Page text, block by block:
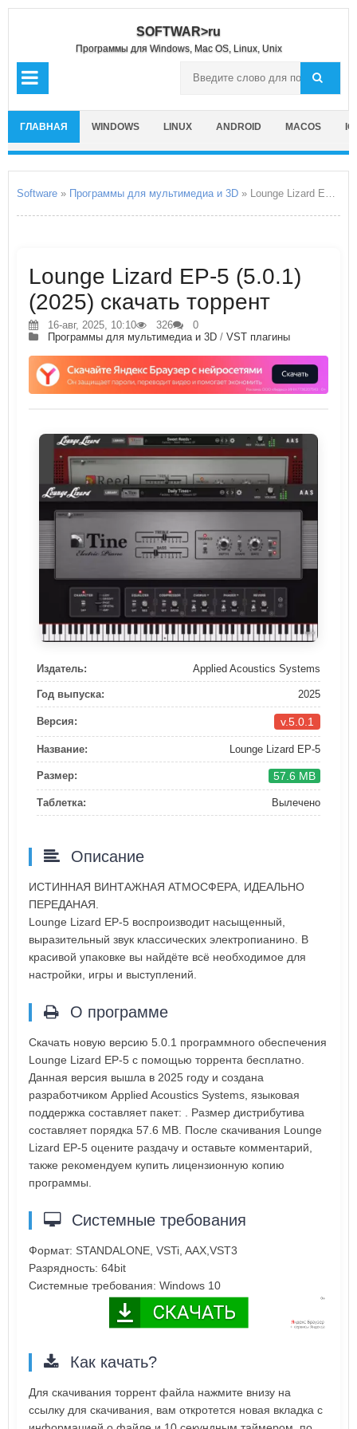
SOFTWAR>ru
Программы для Windows, Mac OS, Linux, Unix
ГЛАВНАЯ WINDOWS LINUX ANDROID MACOS
Software » Программы для мультимедиа и 3D » Lounge Lizard EP-5
Lounge Lizard EP-5 (5.0.1)
(2025) скачать торрент
16-авг, 2025, 10:10 326
0
Программы для мультимедиа и 3D / VST плагины
Издатель: Applied Acoustics Systems
Год выпуска: 2025
Версия: v.5.0.1
Название: Lounge Lizard EP-5
Размер: 57.6 MB
Таблетка: Вылечено
Описание
ИСТИННАЯ ВИНТАЖНАЯ АТМОСФЕРА, ИДЕАЛЬНО
ПЕРЕДАНАЯ.
Lounge Lizard EP‑5 воспроизводит насыщенный,
выразительный звук классических электропианино. В
красивой упаковке вы найдёте всё необходимое для
настройки, игры и выступлений.
О программе
Скачать новую версию 5.0.1 программного обеспечения
Lounge Lizard EP-5 с помощью торрента бесплатно.
Данная версия вышла в 2025 году и создана
разработчиком Applied Acoustics Systems, языковая
поддержка составляет пакет: . Размер дистрибутива
составляет порядка 57.6 MB. После скачивания Lounge
Lizard EP-5 оцените раздачу и оставьте комментарий,
также рекомендуем купить лицензионную копию
программы.
Системные требования
Формат: STANDALONE, VSTi, AAX,VST3
Разрядность: 64bit
Системные требования: Windows 10
Как качать?
Для скачивания торрент файла нажмите внизу на
ссылку для скачивания, вам откротется новая вкладка с